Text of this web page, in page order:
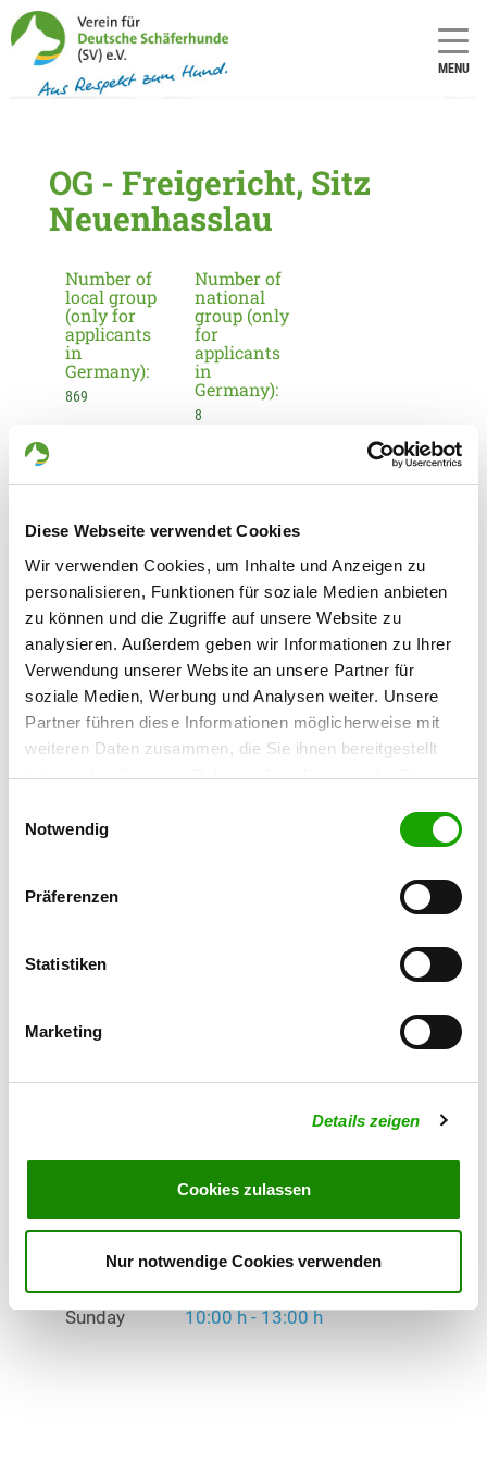
Diese Webseite verwendet Cookies
Wir verwenden Cookies, um Inhalte und Anzeigen zu
personalisieren, Funktionen für soziale Medien anbieten
zu können und die Zugriffe auf unsere Website zu
analysieren. Außerdem geben wir Informationen zu Ihrer
Verwendung unserer Website an unsere Partner für
soziale Medien, Werbung und Analysen weiter. Unsere
Partner führen diese Informationen möglicherweise mit
weiteren Daten zusammen, die Sie ihnen bereitgestellt
haben oder die sie im Rahmen Ihrer Nutzung der Dienste
Cookies, wenn Sie unsere Webseite weiterhin nutzen.
Notwendig
Präferenzen
Statistiken
Marketing
Details zeigen
Cookies zulassen
Nur notwendige Cookies verwenden
MENU
OG - Freigericht, Sitz
Neuenhasslau
Number of
local group
(only for
applicants
in
Germany):
869
Number of
national
group (only
for
applicants
in
Germany):
8
Information about the local group
Ivan Golob
Am Eisick 10 A
63549 Ronneburg
Training ground:
Hanauer Landstraße 24
63594 Hasselroth-Neuenhaßlau
E-Mail:
Ivangolob@web.de
Faehrte, Unterordnung, Schutzdienst,
Ringtraining samstags ab 14:30 h von April
Monday
Thursday 18:00 h - 22:00 h
Saturday 16:00 h - 20:00 h
Sunday 10:00 h - 13:00 h